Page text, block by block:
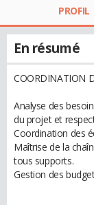
PROFIL
En résumé
COORDINATION
Analyse des
du projet et
Coordination des
Maîtrise de la
tous supports.
Gestion des